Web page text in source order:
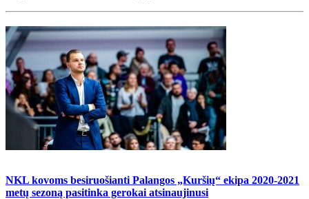
NKL kovoms besiruošianti Palangos „Kuršių“ ekipa 2020-2021
metų sezoną pasitinka gerokai atsinaujinusi